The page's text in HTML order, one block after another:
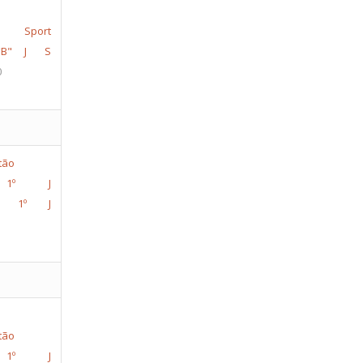
Sport
J S
1º J
1º J
1º J